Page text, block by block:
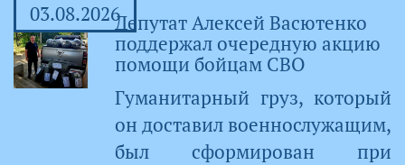
03.08.2026Депутат Алексей Васютенко
поддержал очередную акцию
помощи бойцам СВО
Гуманитарный груз, который
он доставил военнослужащим,
был сформирован при